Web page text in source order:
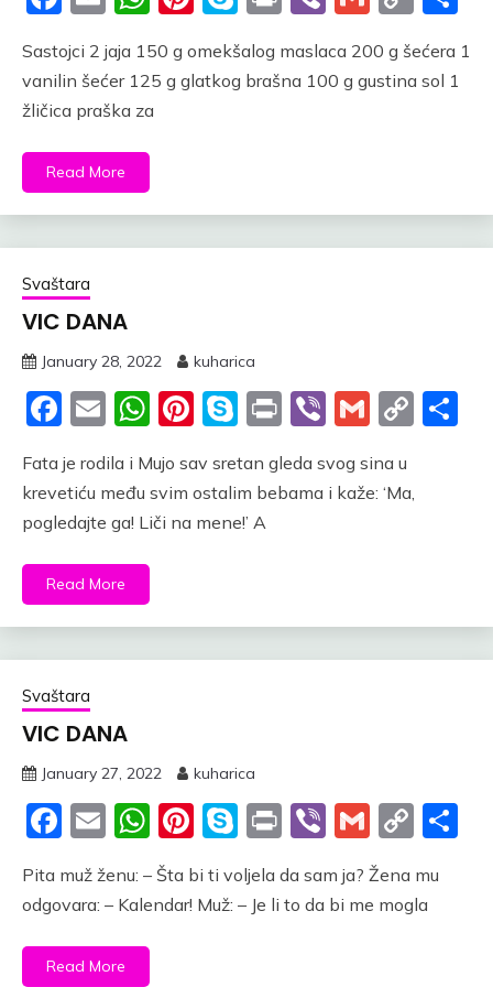
Link
Sastojci 2 jaja 150 g omekšalog maslaca 200 g šećera 1
vanilin šećer 125 g glatkog brašna 100 g gustina sol 1
žličica praška za
Read More
Svaštara
VIC DANA
January 28, 2022 kuharica
Facebook
EmailWhatsApp
Pinterest
Skype
PrintViberGmail
Fata je rodila i Mujo sav sretan gleda svog sina u
krevetiću među svim ostalim bebama i kaže: ‘Ma,
pogledajte ga! Liči na mene!’ A
Read More
Svaštara
VIC DANA
January 27, 2022 kuharica
Facebook
EmailWhatsApp
Pinterest
Skype
PrintViberGmail
Pita muž ženu: – Šta bi ti voljela da sam ja? Žena mu
odgovara: – Kalendar! Muž: – Je li to da bi me mogla
Read More